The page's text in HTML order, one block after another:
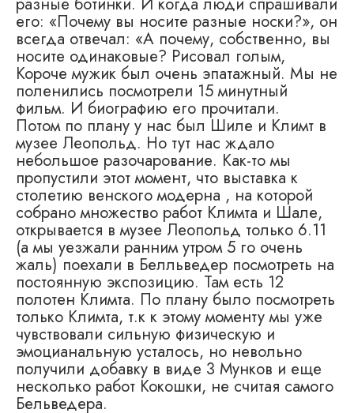
его: «Почему вы носите разные носки?», он
всегда отвечал: «А почему, собственно, вы
носите одинаковые? Рисовал голым,
Короче мужик был очень эпатажный. Mы не
поленились посмотрели 15 минутный
фильм. И биографию его прочитали.
Потом по плану у нас был Шиле и Климт в
музее Леопольд. Но тут нас ждало
небольшое разочарование. Как-то мы
пропустили этот момент, что выставка к
столетию венского модерна , на которой
собрано множество работ Климта и Шале,
открывается в музее Леопольд только 6.11
(а мы уезжали ранним утром 5 го очень
жаль) поехали в Белльведер посмотреть на
постоянную экспозицию. Там есть 12
полотен Климта. По плану было посмотреть
только Климта, т.к к этому моменту мы уже
чувствовали сильную физическую и
эмоцианальную усталось, но невольно
получили добавку в виде 3 Мунков и еще
несколько работ Кокошки, не считая самого
Бельведера.